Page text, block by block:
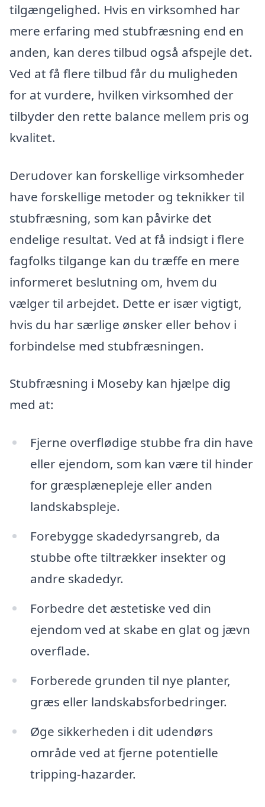
tilgængelighed. Hvis en virksomhed har
mere erfaring med stubfræsning end en
anden, kan deres tilbud også afspejle det.
Ved at få flere tilbud får du muligheden
for at vurdere, hvilken virksomhed der
tilbyder den rette balance mellem pris og
kvalitet.
Derudover kan forskellige virksomheder
have forskellige metoder og teknikker til
stubfræsning, som kan påvirke det
endelige resultat. Ved at få indsigt i flere
fagfolks tilgange kan du træffe en mere
informeret beslutning om, hvem du
vælger til arbejdet. Dette er især vigtigt,
hvis du har særlige ønsker eller behov i
forbindelse med stubfræsningen.
Stubfræsning i Moseby kan hjælpe dig
med at:
Fjerne overflødige stubbe fra din have
eller ejendom, som kan være til hinder
for græsplænepleje eller anden
landskabspleje.
Forebygge skadedyrsangreb, da
stubbe ofte tiltrækker insekter og
andre skadedyr.
Forbedre det æstetiske ved din
ejendom ved at skabe en glat og jævn
overflade.
Forberede grunden til nye planter,
græs eller landskabsforbedringer.
Øge sikkerheden i dit udendørs
område ved at fjerne potentielle
tripping-hazarder.